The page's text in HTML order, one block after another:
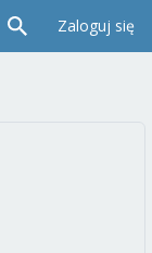
Zaloguj się